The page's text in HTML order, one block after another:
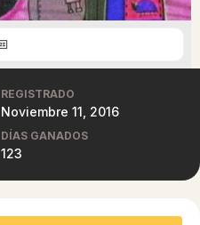
REGISTRADO
Noviembre 11, 2016
DÍAS GANADOS
123